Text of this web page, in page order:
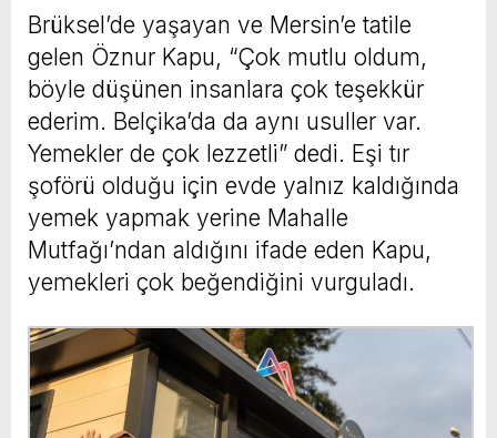
Brüksel’de yaşayan ve Mersin’e tatile
gelen Öznur Kapu, “Çok mutlu oldum,
böyle düşünen insanlara çok teşekkür
ederim. Belçika’da da aynı usuller var.
Yemekler de çok lezzetli” dedi. Eşi tır
şoförü olduğu için evde yalnız kaldığında
yemek yapmak yerine Mahalle
Mutfağı’ndan aldığını ifade eden Kapu,
yemekleri çok beğendiğini vurguladı.